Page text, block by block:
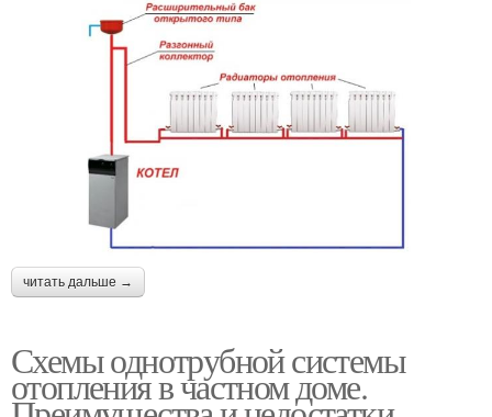
читать дальше →
Схемы однотрубной системы
отопления в частном доме.